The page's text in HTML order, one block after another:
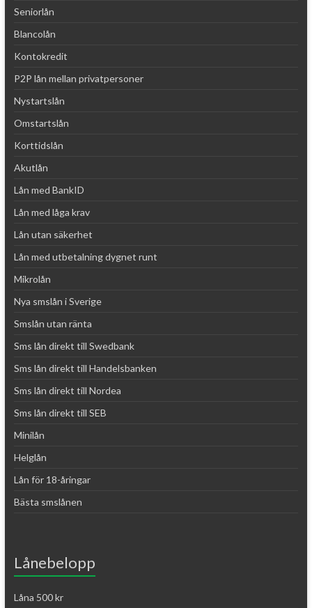
Seniorlån
Blancolån
Kontokredit
P2P lån mellan privatpersoner
Nystartslån
Omstartslån
Korttidslån
Akutlån
Lån med BankID
Lån med låga krav
Lån utan säkerhet
Lån med utbetalning dygnet runt
Mikrolån
Nya smslån i Sverige
Smslån utan ränta
Sms lån direkt till Swedbank
Sms lån direkt till Handelsbanken
Sms lån direkt till Nordea
Sms lån direkt till SEB
Minilån
Helglån
Lån för 18-åringar
Bästa smslånen
Lånebelopp
Låna 500 kr